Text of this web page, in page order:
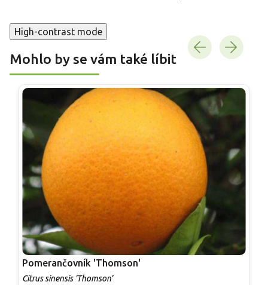
High-contrast mode
Mohlo by se vám také líbit
Pomerančovník 'Thomson'
Citrus sinensis 'Thomson'